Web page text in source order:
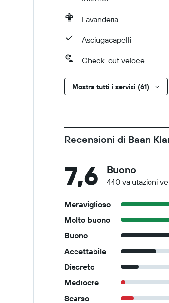
Lavanderia
Asciugacapelli
Check-out veloce
Mostra tutti i servizi (61)
Recensioni di Baan
7,6 Buono
440 valutazioni
Meraviglioso
Molto buono
Buono
Accettabile
Discreto
Mediocre
Scarso